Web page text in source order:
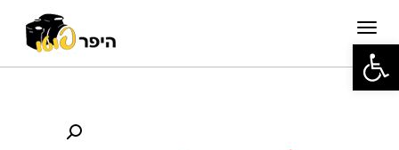
פתח סרגל נגישות
תפריט